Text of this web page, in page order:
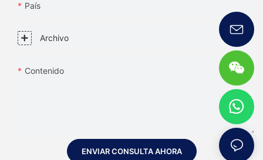
País
Archivo
Contenido
ENVIAR CONSULTA AHORA